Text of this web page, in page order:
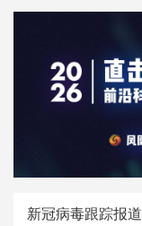
新冠病毒跟踪报道